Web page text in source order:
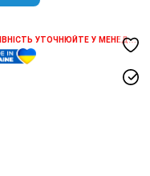
НАЯВНІСТЬ УТОЧНЮЙТЕ У МЕНЕДЖЕРА